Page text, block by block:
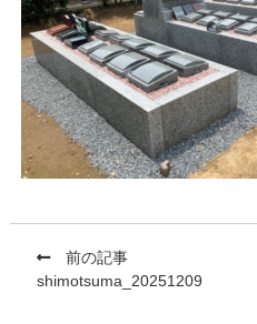
前の記事
shimotsuma_20251209